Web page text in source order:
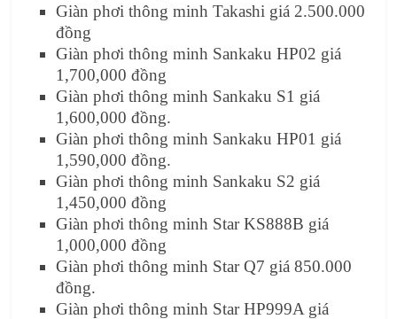
Giàn phơi thông minh Takashi giá 2.500.000
đồng
Giàn phơi thông minh Sankaku HP02 giá
1,700,000 đồng
Giàn phơi thông minh Sankaku S1 giá
1,600,000 đồng.
Giàn phơi thông minh Sankaku HP01 giá
1,590,000 đồng.
Giàn phơi thông minh Sankaku S2 giá
1,450,000 đồng
Giàn phơi thông minh Star KS888B giá
1,000,000 đồng
Giàn phơi thông minh Star Q7 giá 850.000
đồng.
Giàn phơi thông minh Star HP999A giá